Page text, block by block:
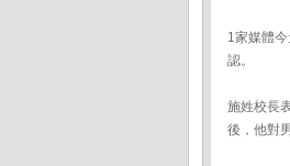
1家媒體
認。
施姓校長
後，他對